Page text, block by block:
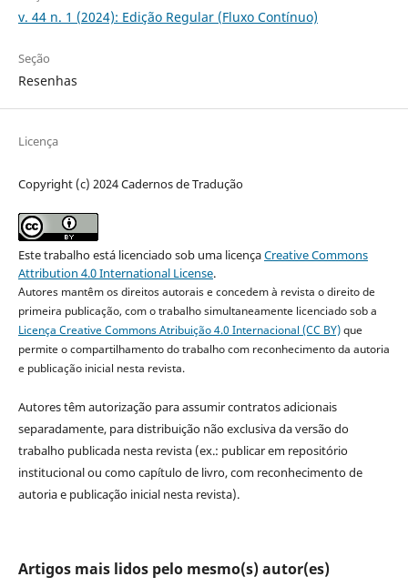
v. 44 n. 1 (2024): Edição Regular (Fluxo Contínuo)
Seção
Resenhas
Licença
Copyright (c) 2024 Cadernos de Tradução
Este trabalho está licenciado sob uma licençaCreative Commons
Attribution 4.0 International License.
Autores mantêm os direitos autorais e concedem à revista o direito de
primeira publicação, com o trabalho simultaneamente licenciado sob a
Licença Creative Commons Atribuição 4.0 Internacional (CC BY)que
permite o compartilhamento do trabalho com reconhecimento da autoria
e publicação inicial nesta revista.
Autores têm autorização para assumir contratos adicionais
separadamente, para distribuição não exclusiva da versão do
trabalho publicada nesta revista (ex.: publicar em repositório
institucional ou como capítulo de livro, com reconhecimento de
autoria e publicação inicial nesta revista).
Artigos mais lidos pelo mesmo(s) autor(es)